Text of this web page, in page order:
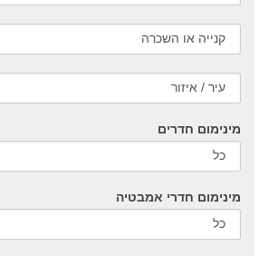
מינימום חדרים
מינימום חדרי אמבטיה